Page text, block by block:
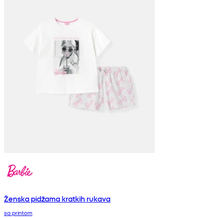
Ženska pidžama kratkih rukava
sa printom